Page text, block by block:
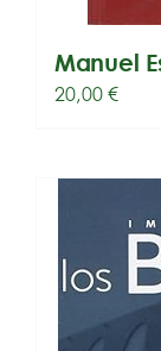
Manuel
20,00€